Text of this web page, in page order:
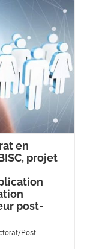
en
projet
post-
Post-